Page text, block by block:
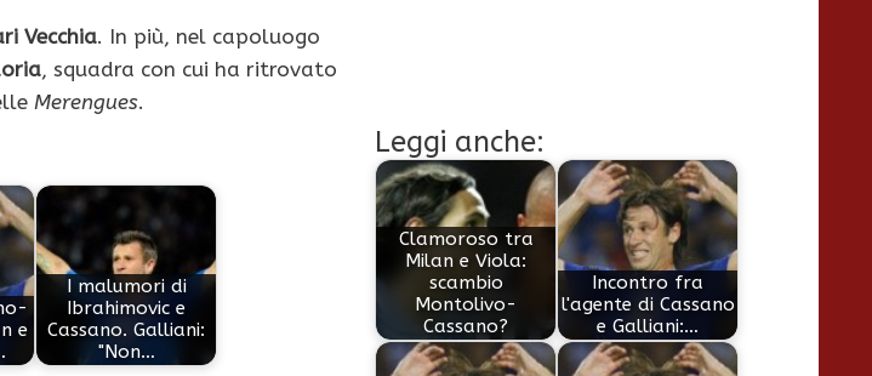
Vecchia. In più, nel capoluogo
, squadra con cui ha ritrovato
Merengues.
e
I malumori di
Ibrahimovic e
Cassano. Galliani:
"Non…
Leggi anche:
Clamoroso tra
Milan e Viola:
scambio
Montolivo-
Cassano?
Incontro fra
l'agente di Cassano
e Galliani:…